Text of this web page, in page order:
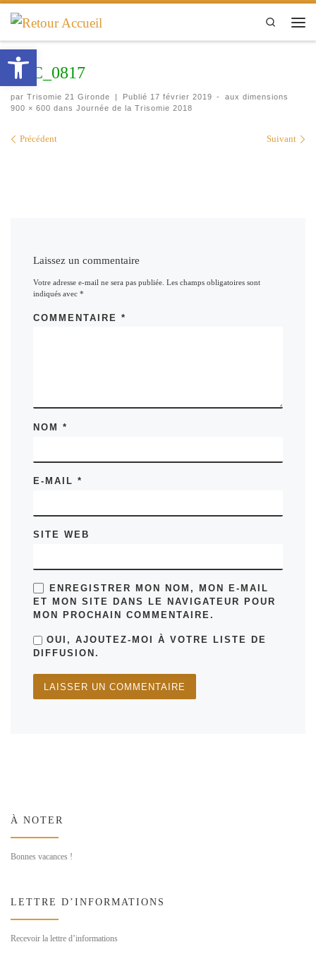
Passer au contenu
Search
DSC_0817
par Trisomie 21 Gironde | Publié 17 février 2019 -
aux dimensions
900 × 600 dans Journée de la Trisomie 2018
Navigation des images
Précédent Suivant
Laissez un commentaire
Votre adresse e-mail ne sera pas publiée. Les champs obligatoires sont
indiqués avec*
COMMENTAIRE*
NOM*
E-MAIL*
SITE WEB
ENREGISTRER MON NOM, MON E-MAIL
ET MON SITE DANS LE NAVIGATEUR POUR
MON PROCHAIN COMMENTAIRE.
OUI, AJOUTEZ-MOI À VOTRE LISTE DE
DIFFUSION.
À NOTER
Bonnes vacances !
LETTRE D’INFORMATIONS
Recevoir la lettre d’informations
Ouvrir la barre d’outils